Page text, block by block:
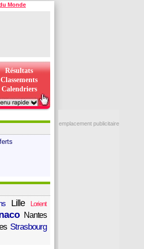
Monde
Résultats
Classements
Calendriers
Lille Lorient
Nantes
Strasbourg
emplacement publicitaire